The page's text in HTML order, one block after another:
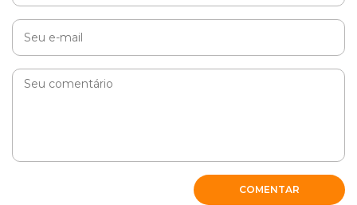
COMENTAR